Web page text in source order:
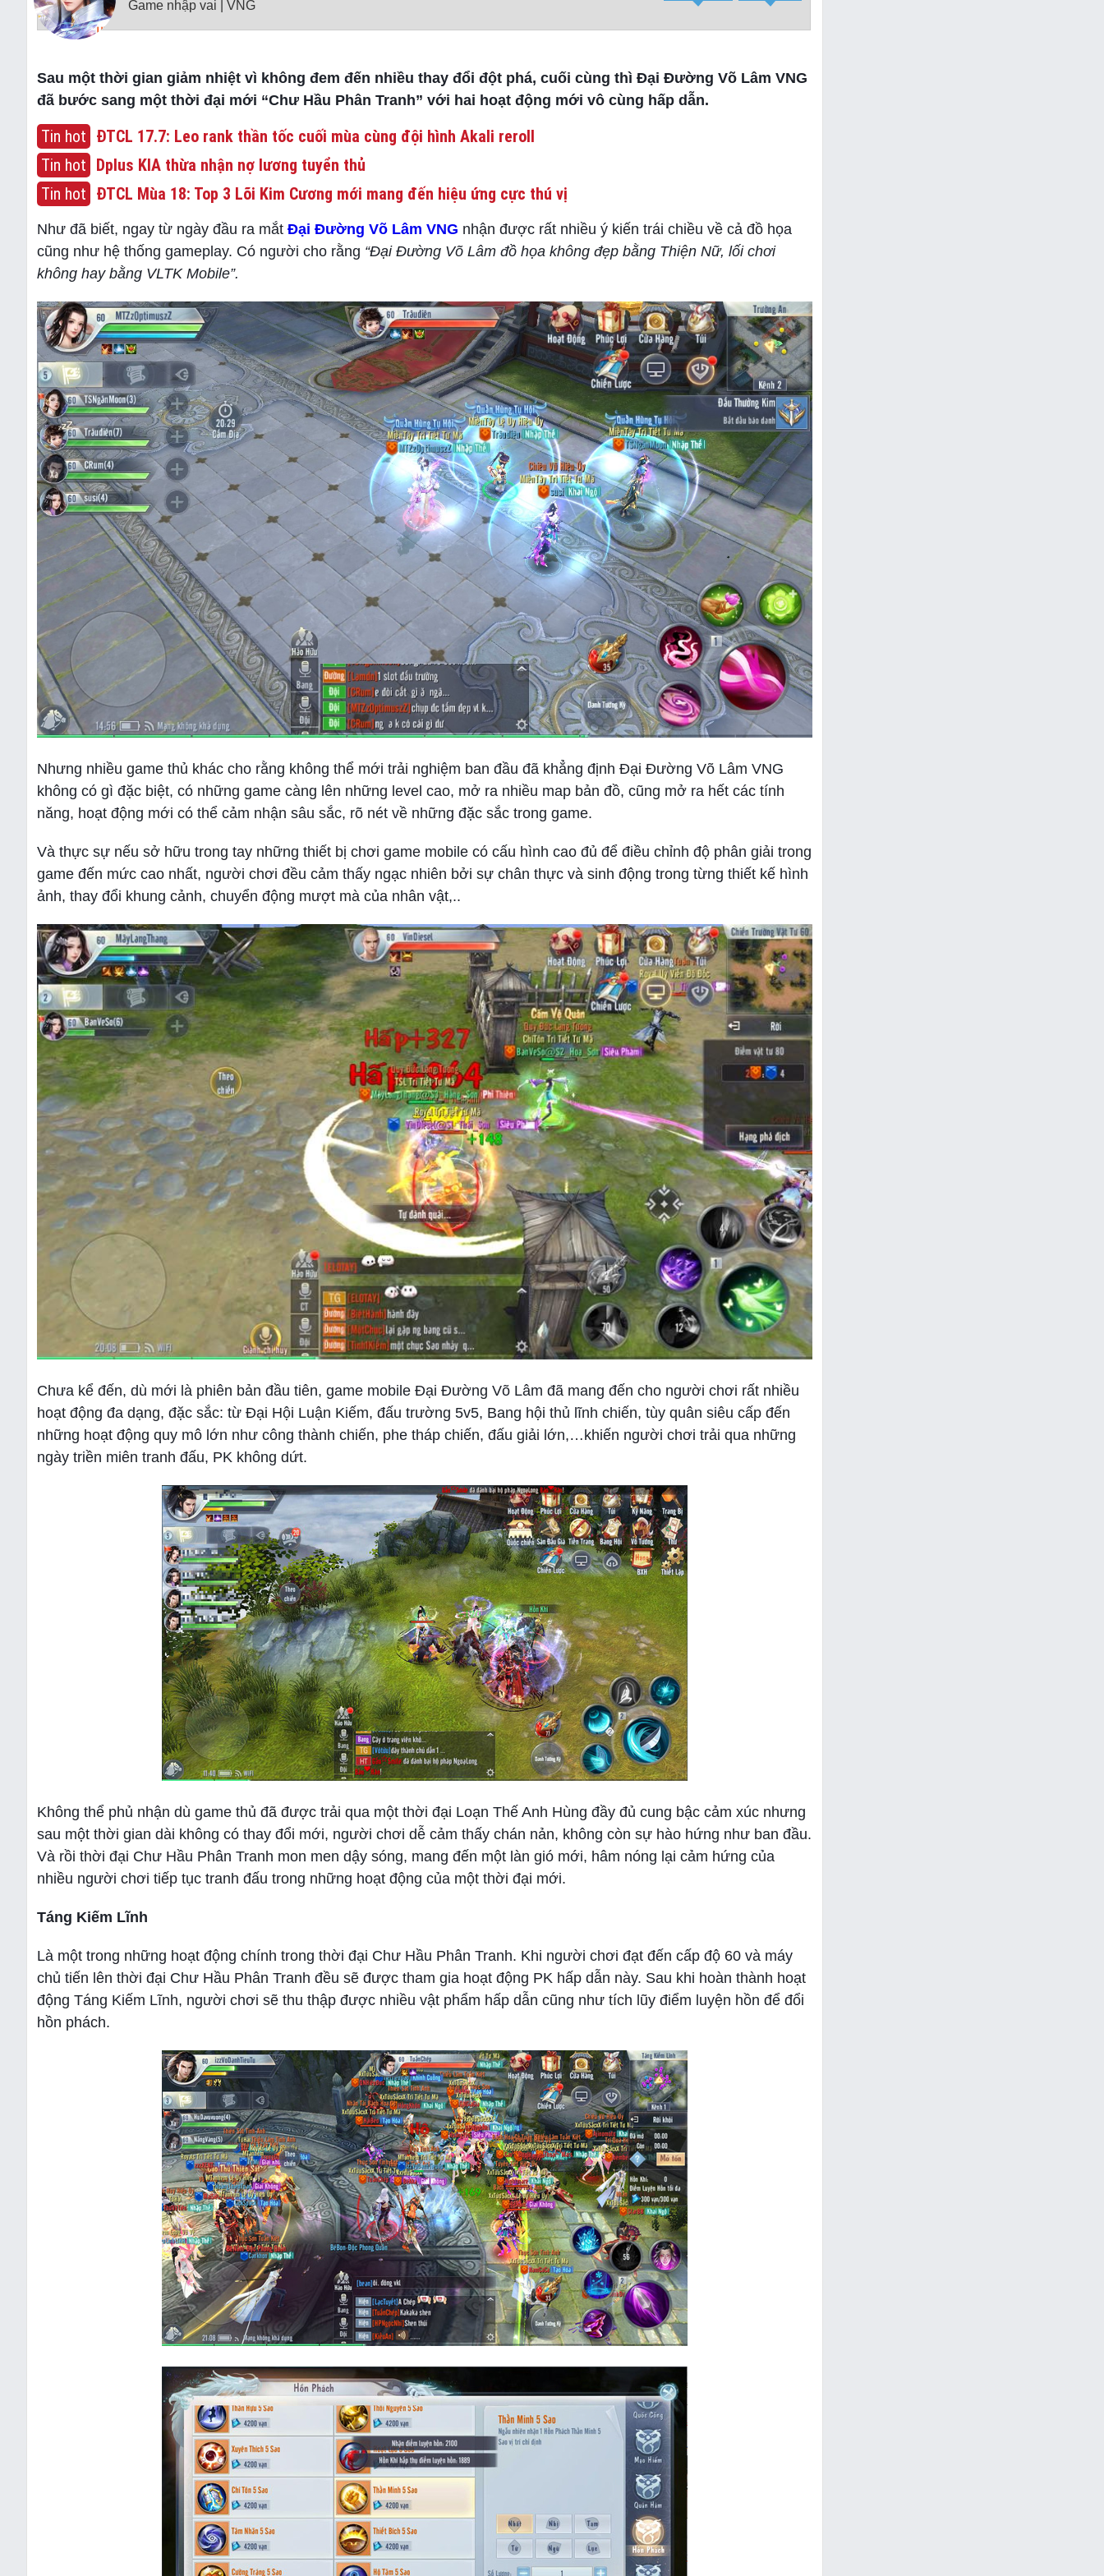
Game nhập vai | VNG
Sau một thời gian giảm nhiệt vì không đem đến nhiều thay đổi đột phá, cuối cùng thì Đại Đường Võ Lâm VNG
đã bước sang một thời đại mới “Chư Hầu Phân Tranh” với hai hoạt động mới vô cùng hấp dẫn.
Tin hot ĐTCL 17.7: Leo rank thần tốc cuối mùa cùng đội hình Akali reroll
Tin hot Dplus KIA thừa nhận nợ lương tuyển thủ
Tin hot ĐTCL Mùa 18: Top 3 Lõi Kim Cương mới mang đến hiệu ứng cực thú vị
Như đã biết, ngay từ ngày đầu ra mắt Đại Đường Võ Lâm VNG nhận được rất nhiều ý kiến trái chiều về cả đồ họa
cũng như hệ thống gameplay. Có người cho rằng “Đại Đường Võ Lâm đồ họa không đẹp bằng Thiện Nữ, lối chơi
không hay bằng VLTK Mobile”.
Nhưng nhiều game thủ khác cho rằng không thể mới trải nghiệm ban đầu đã khẳng định Đại Đường Võ Lâm VNG
không có gì đặc biệt, có những game càng lên những level cao, mở ra nhiều map bản đồ, cũng mở ra hết các tính
năng, hoạt động mới có thể cảm nhận sâu sắc, rõ nét về những đặc sắc trong game.
Và thực sự nếu sở hữu trong tay những thiết bị chơi game mobile có cấu hình cao đủ để điều chỉnh độ phân giải trong
game đến mức cao nhất, người chơi đều cảm thấy ngạc nhiên bởi sự chân thực và sinh động trong từng thiết kế hình
ảnh, thay đổi khung cảnh, chuyển động mượt mà của nhân vật,..
Chưa kể đến, dù mới là phiên bản đầu tiên, game mobile Đại Đường Võ Lâm đã mang đến cho người chơi rất nhiều
hoạt động đa dạng, đặc sắc: từ Đại Hội Luận Kiếm, đấu trường 5v5, Bang hội thủ lĩnh chiến, tùy quân siêu cấp đến
những hoạt động quy mô lớn như công thành chiến, phe tháp chiến, đấu giải lớn,…khiến người chơi trải qua những
ngày triền miên tranh đấu, PK không dứt.
Không thể phủ nhận dù game thủ đã được trải qua một thời đại Loạn Thế Anh Hùng đầy đủ cung bậc cảm xúc nhưng
sau một thời gian dài không có thay đổi mới, người chơi dễ cảm thấy chán nản, không còn sự hào hứng như ban đầu.
Và rồi thời đại Chư Hầu Phân Tranh mon men dậy sóng, mang đến một làn gió mới, hâm nóng lại cảm hứng của
nhiều người chơi tiếp tục tranh đấu trong những hoạt động của một thời đại mới.
Táng Kiếm Lĩnh
Là một trong những hoạt động chính trong thời đại Chư Hầu Phân Tranh. Khi người chơi đạt đến cấp độ 60 và máy
chủ tiến lên thời đại Chư Hầu Phân Tranh đều sẽ được tham gia hoạt động PK hấp dẫn này. Sau khi hoàn thành hoạt
động Táng Kiếm Lĩnh, người chơi sẽ thu thập được nhiều vật phẩm hấp dẫn cũng như tích lũy điểm luyện hồn để đổi
hồn phách.